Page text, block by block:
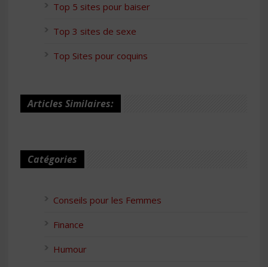
Top 5 sites pour baiser
Top 3 sites de sexe
Top Sites pour coquins
Articles Similaires:
Catégories
Conseils pour les Femmes
Finance
Humour